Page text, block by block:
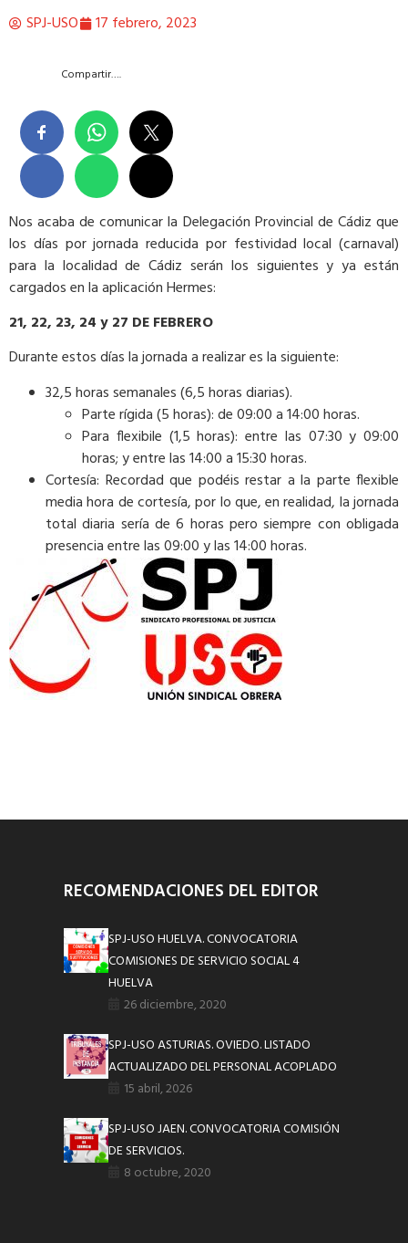
SPJ-USO 17 febrero, 2023
Compartir….
Nos acaba de comunicar la Delegación Provincial de Cádiz que
los días por jornada reducida por festividad local (carnaval)
para la localidad de Cádiz serán los siguientes y ya están
cargados en la aplicación Hermes:
21, 22, 23, 24 y 27 DE FEBRERO
Durante estos días la jornada a realizar es la siguiente:
32,5 horas semanales (6,5 horas diarias).
Parte rígida (5 horas): de 09:00 a 14:00 horas.
Para flexibile (1,5 horas): entre las 07:30 y 09:00
horas; y entre las 14:00 a 15:30 horas.
Cortesía: Recordad que podéis restar a la parte flexible
media hora de cortesía, por lo que, en realidad, la jornada
total diaria sería de 6 horas pero siempre con obligada
presencia entre las 09:00 y las 14:00 horas.
RECOMENDACIONES DEL EDITOR
SPJ-USO HUELVA. CONVOCATORIA
COMISIONES DE SERVICIO SOCIAL 4
HUELVA
26 diciembre, 2020
SPJ-USO ASTURIAS. OVIEDO. LISTADO
ACTUALIZADO DEL PERSONAL ACOPLADO
15 abril, 2026
SPJ-USO JAEN. CONVOCATORIA COMISIÓN
DE SERVICIOS.
8 octubre, 2020